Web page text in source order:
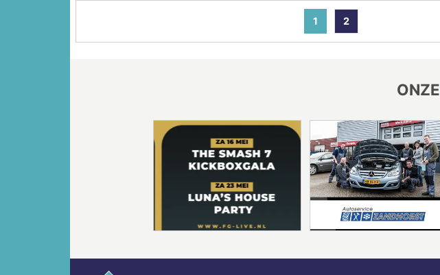
1 2
ONZE